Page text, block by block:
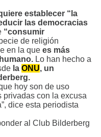
establecer “la
las democracias
“consumir
de religión
en la que es más
Lo han hecho a
la ONU, un
hoy son de uso
privadas con la excusa
dice esta periodista
al Club Bilderberg